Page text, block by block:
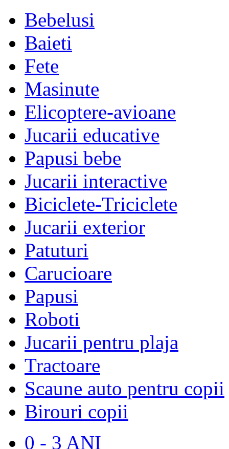
Bebelusi
Baieti
Fete
Masinute
Elicoptere-avioane
Jucarii educative
Papusi bebe
Jucarii interactive
Biciclete-Triciclete
Jucarii exterior
Patuturi
Carucioare
Papusi
Roboti
Jucarii pentru plaja
Tractoare
Scaune auto pentru copii
Birouri copii
0 - 3 ANI